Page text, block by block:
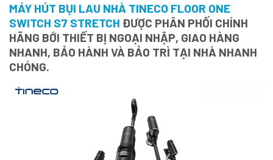
MÁY HÚT BỤI LAU NHÀ TINECO FLOOR ONE
SWITCH S7 STRETCH ĐƯỢC PHÂN PHỐI CHÍNH
HÃNG BỚI THIẾT BỊ NGOẠI NHẬP, GIAO HÀNG
NHANH, BẢO HÀNH VÀ BẢO TRÌ TẠI NHÀ NHANH
CHÓNG.